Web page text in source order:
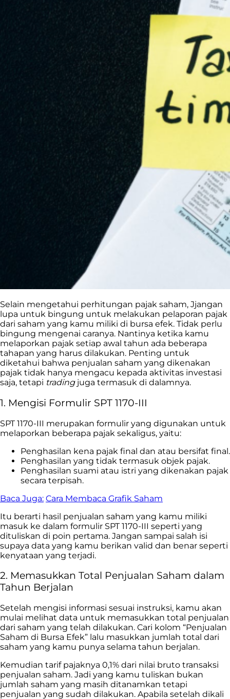
Selain mengetahui perhitungan pajak saham, Jjangan
lupa untuk bingung untuk melakukan pelaporan pajak
dari saham yang kamu miliki di bursa efek. Tidak perlu
bingung mengenai caranya. Nantinya ketika kamu
melaporkan pajak setiap awal tahun ada beberapa
tahapan yang harus dilakukan. Penting untuk
diketahui bahwa penjualan saham yang dikenakan
pajak tidak hanya mengacu kepada aktivitas investasi
saja, tetapi trading juga termasuk di dalamnya.
1. Mengisi Formulir SPT 1170-III
SPT 1170-III merupakan formulir yang digunakan untuk
melaporkan beberapa pajak sekaligus, yaitu:
Penghasilan kena pajak final dan atau bersifat final.
Penghasilan yang tidak termasuk objek pajak.
Penghasilan suami atau istri yang dikenakan pajak
secara terpisah.
Baca Juga: Cara Membaca Grafik Saham
Itu berarti hasil penjualan saham yang kamu miliki
masuk ke dalam formulir SPT 1170-III seperti yang
dituliskan di poin pertama. Jangan sampai salah isi
supaya data yang kamu berikan valid dan benar seperti
kenyataan yang terjadi.
2. Memasukkan Total Penjualan Saham dalam
Tahun Berjalan
Setelah mengisi informasi sesuai instruksi, kamu akan
mulai melihat data untuk memasukkan total penjualan
dari saham yang telah dilakukan. Cari kolom “Penjualan
Saham di Bursa Efek” lalu masukkan jumlah total dari
saham yang kamu punya selama tahun berjalan.
Kemudian tarif pajaknya 0,1% dari nilai bruto transaksi
penjualan saham. Jadi yang kamu tuliskan bukan
jumlah saham yang masih ditanamkan tetapi
penjualan yang sudah dilakukan. Apabila setelah dikali